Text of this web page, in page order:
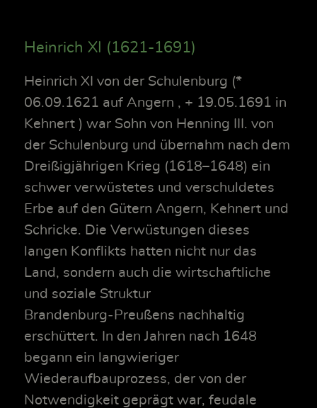
Heinrich XI (1621-1691)
Heinrich XI von der Schulenburg (*
06.09.1621 auf Angern , + 19.05.1691 in
Kehnert ) war Sohn von Henning III. von
der Schulenburg und übernahm nach dem
Dreißigjährigen Krieg (1618–1648) ein
schwer verwüstetes und verschuldetes
Erbe auf den Gütern Angern, Kehnert und
Schricke. Die Verwüstungen dieses
langen Konflikts hatten nicht nur das
Land, sondern auch die wirtschaftliche
und soziale Struktur
Brandenburg‑Preußens nachhaltig
erschüttert. In den Jahren nach 1648
begann ein langwieriger
Wiederaufbauprozess, der von der
Notwendigkeit geprägt war, feudale